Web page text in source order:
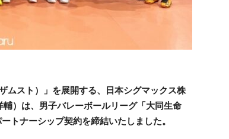
ムスト）」を展開する、日本シグマックス株
）は、男子バレーボールリーグ「大同生命
トナーシップ契約を締結いたしました。